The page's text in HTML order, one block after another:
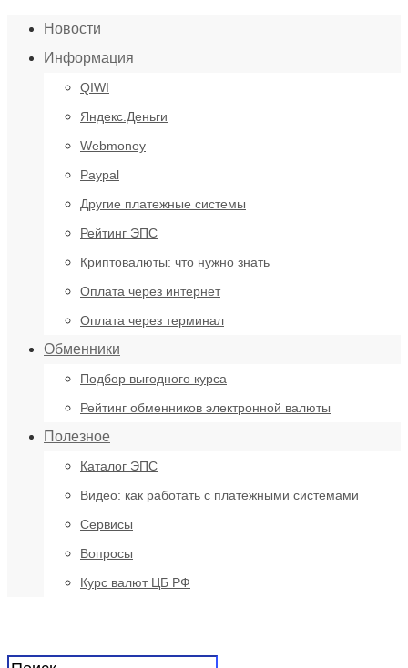
Новости
Информация
QIWI
Яндекс.Деньги
Webmoney
Paypal
Другие платежные системы
Рейтинг ЭПС
Криптовалюты: что нужно знать
Оплата через интернет
Оплата через терминал
Обменники
Подбор выгодного курса
Рейтинг обменников электронной валюты
Полезное
Каталог ЭПС
Видео: как работать с платежными системами
Сервисы
Вопросы
Курс валют ЦБ РФ